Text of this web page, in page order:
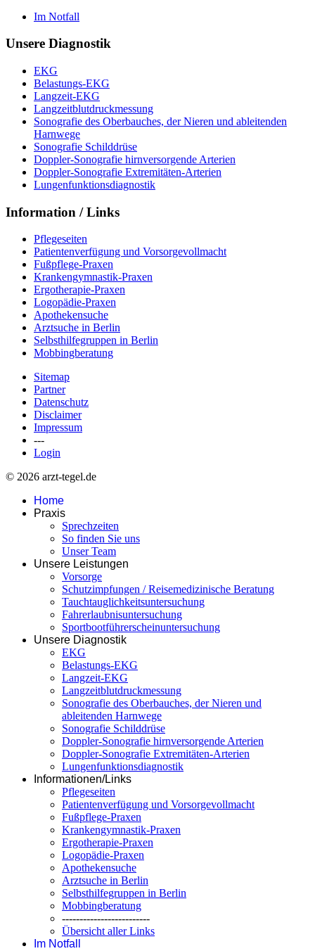
Im Notfall
Unsere Diagnostik
EKG
Belastungs-EKG
Langzeit-EKG
Langzeitblutdruckmessung
Sonografie des Oberbauches, der Nieren und ableitenden
Harnwege
Sonografie Schilddrüse
Doppler-Sonografie hirnversorgende Arterien
Doppler-Sonografie Extremitäten-Arterien
Lungenfunktionsdiagnostik
Information / Links
Pflegeseiten
Patientenverfügung und Vorsorgevollmacht
Fußpflege-Praxen
Krankengymnastik-Praxen
Ergotherapie-Praxen
Logopädie-Praxen
Apothekensuche
Arztsuche in Berlin
Selbsthilfegruppen in Berlin
Mobbingberatung
Sitemap
Partner
Datenschutz
Disclaimer
Impressum
---
Login
© 2026 arzt-tegel.de
Home
Praxis
Sprechzeiten
So finden Sie uns
Unser Team
Unsere Leistungen
Vorsorge
Schutzimpfungen / Reisemedizinische Beratung
Tauchtauglichkeitsuntersuchung
Fahrerlaubnisuntersuchung
Sportbootführerscheinuntersuchung
Unsere Diagnostik
EKG
Belastungs-EKG
Langzeit-EKG
Langzeitblutdruckmessung
Sonografie des Oberbauches, der Nieren und
ableitenden Harnwege
Sonografie Schilddrüse
Doppler-Sonografie hirnversorgende Arterien
Doppler-Sonografie Extremitäten-Arterien
Lungenfunktionsdiagnostik
Informationen/Links
Pflegeseiten
Patientenverfügung und Vorsorgevollmacht
Fußpflege-Praxen
Krankengymnastik-Praxen
Ergotherapie-Praxen
Logopädie-Praxen
Apothekensuche
Arztsuche in Berlin
Selbsthilfegruppen in Berlin
Mobbingberatung
-------------------------
Übersicht aller Links
Im Notfall